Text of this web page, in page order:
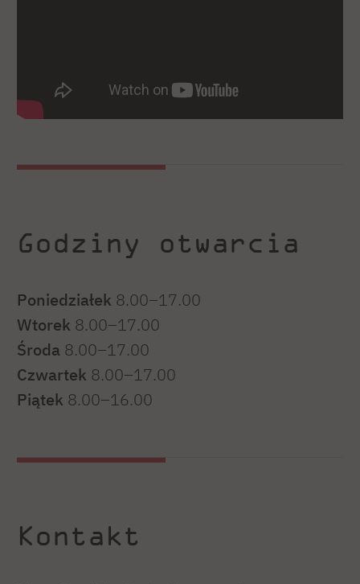
Godziny otwarcia
Poniedziałek 8.00–17.00
Wtorek 8.00–17.00
Środa 8.00–17.00
Czwartek 8.00–17.00
Piątek 8.00–16.00
Kontakt